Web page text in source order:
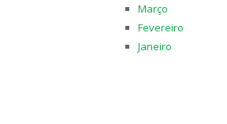
Março
Fevereiro
Janeiro